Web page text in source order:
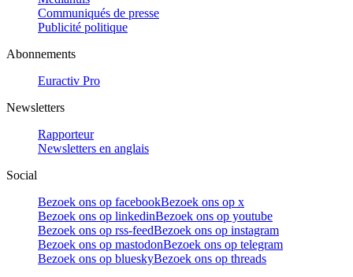
Communiqués de presse
Publicité politique
Abonnements
Euractiv Pro
Newsletters
Rapporteur
Newsletters en anglais
Social
Bezoek ons op facebookBezoek ons op x
Bezoek ons op linkedinBezoek ons op youtube
Bezoek ons op rss-feedBezoek ons op instagram
Bezoek ons op mastodonBezoek ons op telegram
Bezoek ons op blueskyBezoek ons op threads